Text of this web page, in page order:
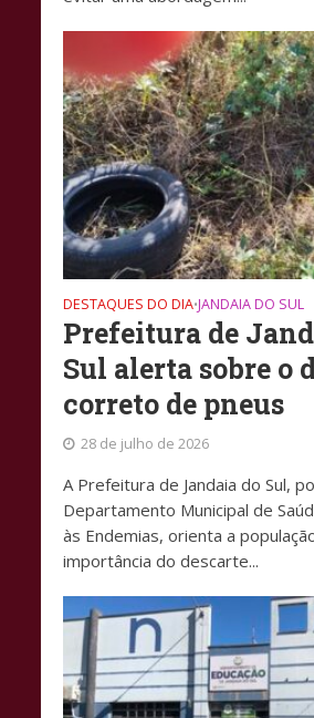
DESTAQUES DO DIA•JANDAIA DO SUL
Prefeitura de
Sul alerta sobre o
correto de pneus
28 de julho de 2026
A Prefeitura de Jandaia do Sul,
Departamento Municipal de
às Endemias, orienta a
importância do descarte...